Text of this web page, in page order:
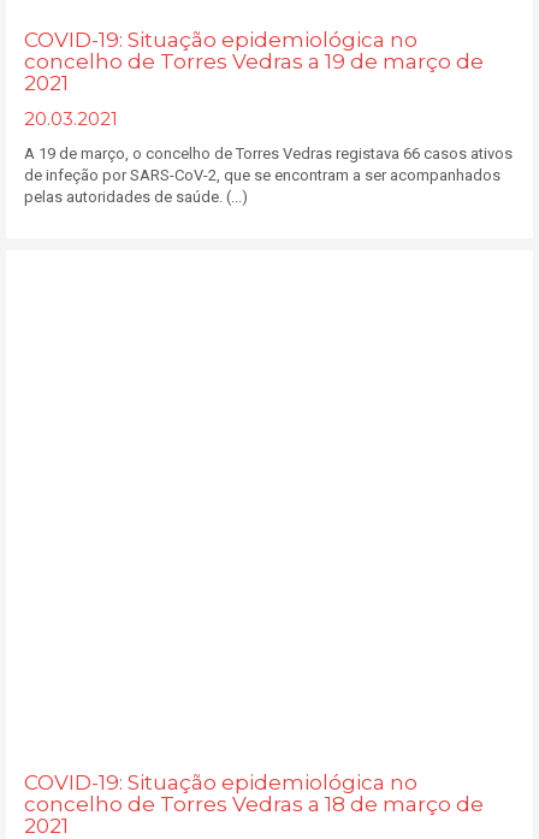
COVID-19: Situação epidemiológica no
concelho de Torres Vedras a 19 de março de
2021
20.03.2021
A 19 de março, o concelho de Torres Vedras registava 66 casos ativos
de infeção por SARS-CoV-2, que se encontram a ser acompanhados
pelas autoridades de saúde. (...)
COVID-19: Situação epidemiológica no
concelho de Torres Vedras a 18 de março de
2021